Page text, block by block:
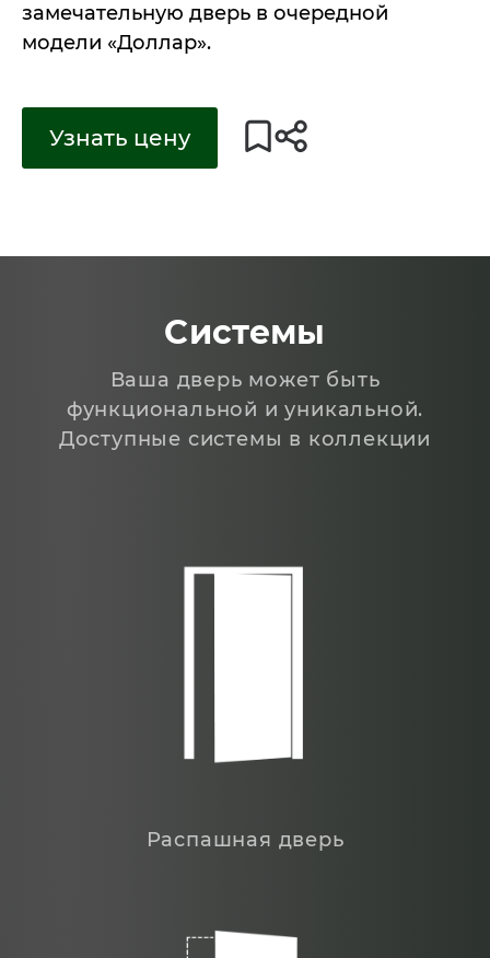
замечательную дверь в очередной
модели «Доллар».
Узнать цену
Системы
Ваша дверь может быть
функциональной и уникальной.
Доступные системы в коллекции
Распашная дверь